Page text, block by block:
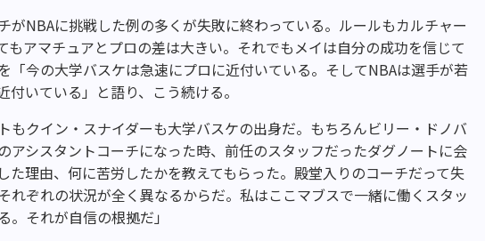
がNBAに挑戦した例の多くが失敗に終わっている。ルールもカルチャー
もアマチュアとプロの差は大きい。それでもメイは自分の成功を信じて
「今の大学バスケは急速にプロに近付いている。そしてNBAは選手が若
付いている」と語り、こう続ける。
もクイン・スナイダーも大学バスケの出身だ。もちろんビリー・ドノバ
アシスタントコーチになった時、前任のスタッフだったダグノートに会
た理由、何に苦労したかを教えてもらった。殿堂入りのコーチだって失
れぞれの状況が全く異なるからだ。私はここマブスで一緒に働くスタッ
。それが自信の根拠だ」